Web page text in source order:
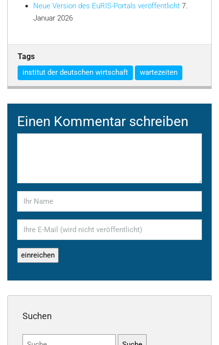
Neue Version des EuRIS-Portals veröffentlicht 7.
Januar 2026
Tags
institut der deutschen wirtschaft wartezeiten
Einen Kommentar schreiben
Suchen
Suchen